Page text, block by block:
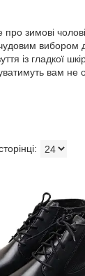
про зимові
із гладкої
вам не